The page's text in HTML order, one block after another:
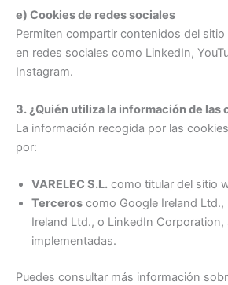
e) Cookies de redes sociales
Permiten compartir contenidos del
en redes sociales como LinkedIn,
Instagram.
3. ¿Quién utiliza la información de las
La información recogida por las
por:
VARELEC S.L. como titular del sitio
Terceros como Google Ireland Ltd.,
Ireland Ltd., o LinkedIn
implementadas.
Puedes consultar más información